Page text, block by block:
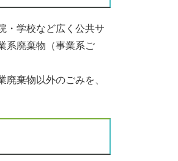
・学校など広く公共サ
系廃棄物（事業系ご
棄物以外のごみを、